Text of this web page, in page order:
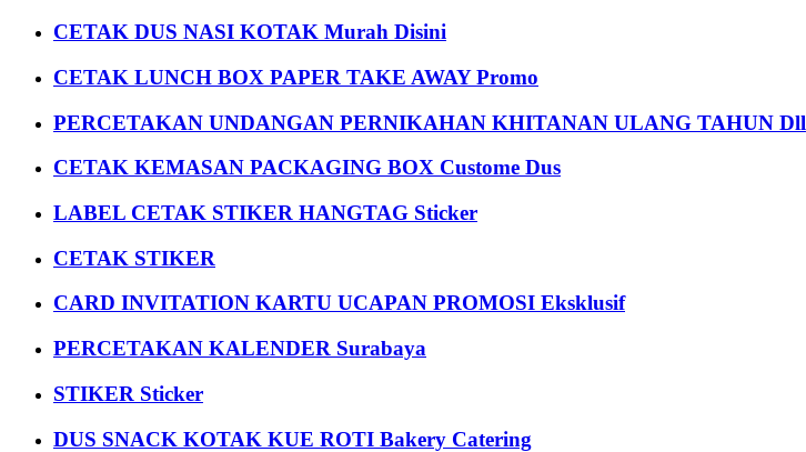
CETAK DUS NASI KOTAK Murah Disini
CETAK LUNCH BOX PAPER TAKE AWAY Promo
PERCETAKAN UNDANGAN PERNIKAHAN KHITANAN ULANG TAHUN Dll
CETAK KEMASAN PACKAGING BOX Custome Dus
LABEL CETAK STIKER HANGTAG Sticker
CETAK STIKER
CARD INVITATION KARTU UCAPAN PROMOSI Eksklusif
PERCETAKAN KALENDER Surabaya
STIKER Sticker
DUS SNACK KOTAK KUE ROTI Bakery Catering